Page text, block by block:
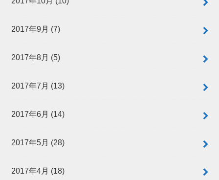
2017年9月 (7)
2017年8月 (5)
2017年7月 (13)
2017年6月 (14)
2017年5月 (28)
2017年4月 (18)